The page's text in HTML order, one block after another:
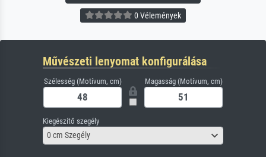
0 Vélemények
Művészeti lenyomat konfigurálása
Szélesség (Motívum, cm) Magasság (Motívum, cm)
Kiegészítő szegély
0 cm Szegély